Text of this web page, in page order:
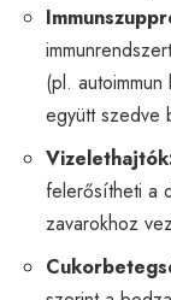
(pl.
együtt szedve
felerősítheti a
zavarokhoz